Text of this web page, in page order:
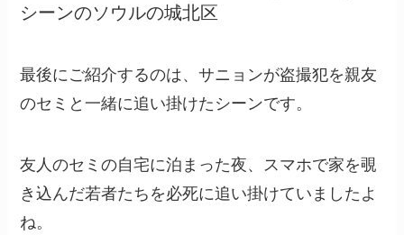
シーンのソウルの城北区
最後にご紹介するのは、サニョンが盗撮犯を親友
のセミと一緒に追い掛けたシーンです。
友人のセミの自宅に泊まった夜、スマホで家を覗
き込んだ若者たちを必死に追い掛けていましたよ
ね。